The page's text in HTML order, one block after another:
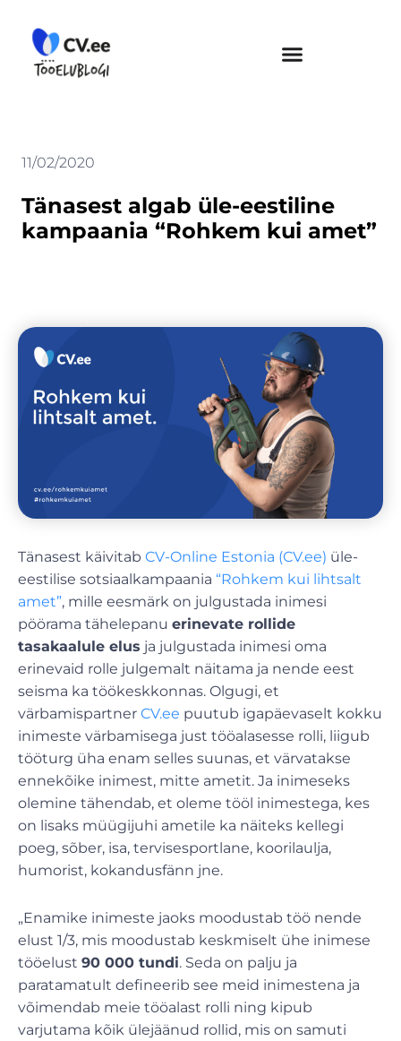
content
11/02/2020
Tänasest algab üle-eestiline
kampaania “Rohkem kui amet”
Tänasest käivitab CV-Online Estonia (CV.ee) üle-
eestilise sotsiaalkampaania “Rohkem kui lihtsalt
amet”, mille eesmärk on julgustada inimesi
pöörama tähelepanu erinevate rollide
tasakaalule elus ja julgustada inimesi oma
erinevaid rolle julgemalt näitama ja nende eest
seisma ka töökeskkonnas. Olgugi, et
värbamispartner CV.ee puutub igapäevaselt kokku
inimeste värbamisega just tööalasesse rolli, liigub
tööturg üha enam selles suunas, et värvatakse
ennekõike inimest, mitte ametit. Ja inimeseks
olemine tähendab, et oleme tööl inimestega, kes
on lisaks müügijuhi ametile ka näiteks kellegi
poeg, sõber, isa, tervisesportlane, koorilaulja,
humorist, kokandusfänn jne.
„Enamike inimeste jaoks moodustab töö nende
elust 1/3, mis moodustab keskmiselt ühe inimese
tööelust 90 000 tundi. Seda on palju ja
paratamatult defineerib see meid inimestena ja
võimendab meie tööalast rolli ning kipub
varjutama kõik ülejäänud rollid, mis on samuti